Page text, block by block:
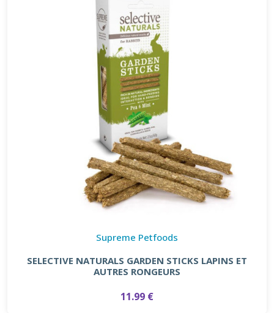
Supreme Petfoods
SELECTIVE NATURALS GARDEN STICKS LAPINS ET
AUTRES RONGEURS
11.99 €